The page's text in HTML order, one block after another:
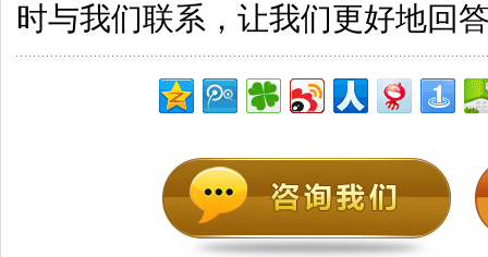
时与我们联系，让我们更好地回